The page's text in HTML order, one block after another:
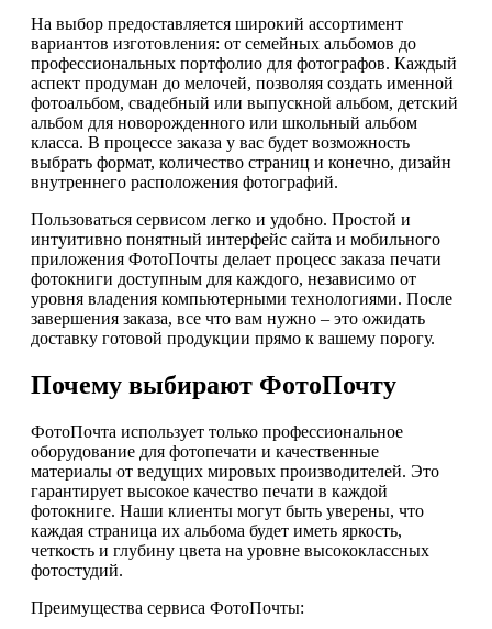
На выбор предоставляется широкий ассортимент
вариантов изготовления: от семейных альбомов до
профессиональных портфолио для фотографов. Каждый
аспект продуман до мелочей, позволяя создать именной
фотоальбом, свадебный или выпускной альбом, детский
альбом для новорожденного или школьный альбом
класса. В процессе заказа у вас будет возможность
выбрать формат, количество страниц и конечно, дизайн
внутреннего расположения фотографий.
Пользоваться сервисом легко и удобно. Простой и
интуитивно понятный интерфейс сайта и мобильного
приложения ФотоПочты делает процесс заказа печати
фотокниги доступным для каждого, независимо от
уровня владения компьютерными технологиями. После
завершения заказа, все что вам нужно – это ожидать
доставку готовой продукции прямо к вашему порогу.
Почему выбирают ФотоПочту
ФотоПочта использует только профессиональное
оборудование для фотопечати и качественные
материалы от ведущих мировых производителей. Это
гарантирует высокое качество печати в каждой
фотокниге. Наши клиенты могут быть уверены, что
каждая страница их альбома будет иметь яркость,
четкость и глубину цвета на уровне высококлассных
фотостудий.
Преимущества сервиса ФотоПочты: